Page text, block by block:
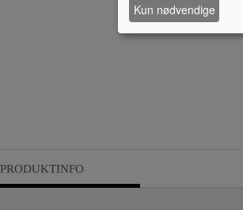
PRODUKTINFO
Kun nødvendige